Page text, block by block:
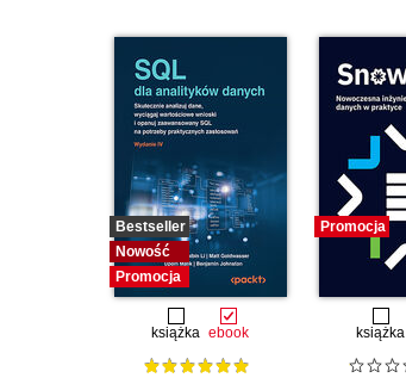
Bestseller
Nowość
Promocja
książka ebook
Promocja
książka